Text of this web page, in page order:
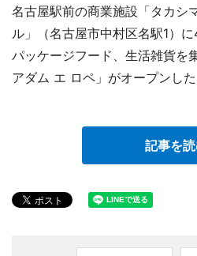
名古屋駅前の商業施設「タカシ
ル」（名古屋市中村区名駅1）に
パッケージフード、生活雑貨を
アダム エ ロペ」がオープンした
記事を